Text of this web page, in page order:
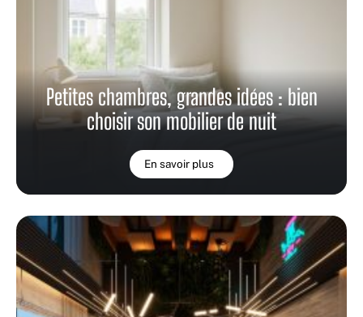
Petites chambres, grandes idées : bien
choisir son mobilier de nuit
En savoir plus